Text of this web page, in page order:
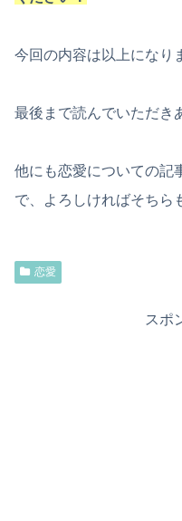
今回の内容は以上になり
最後まで読んでいただき
他にも恋愛についての記
で、よろしければそちら
恋愛
スポ